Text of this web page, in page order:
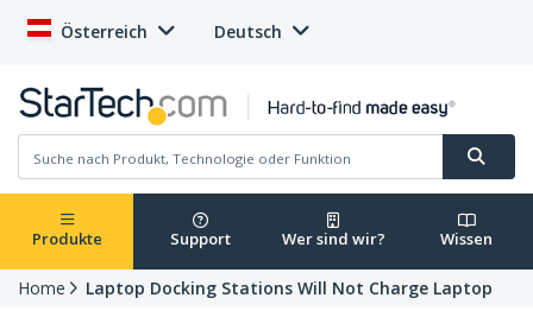
Österreich Deutsch
Produkte Support Wer sind wir? Wissen
Home Laptop Docking Stations Will Not Charge Laptop